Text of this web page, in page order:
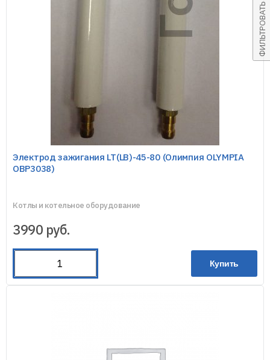
ФИЛЬТРОВАТЬ
Электрод зажигания LT(LB)-45-80 (Олимпия OLYMPIA
OBP3038)
Котлы и котельное оборудование
3990 руб.
Купить